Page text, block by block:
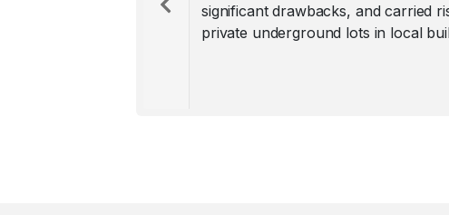
significant drawbacks, and carried
private underground lots in local
Previous